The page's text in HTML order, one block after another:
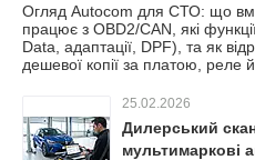
Огляд Autocom для СТО: що
працює з OBD2/CAN, які
Data, адаптації, DPF), та як
дешевої копії за платою, реле й
25.02.2026
Дилерський
мультимаркові